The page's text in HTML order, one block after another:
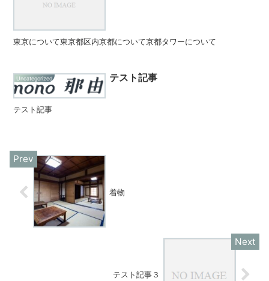
東京について東京都区内京都について京都タワーについて
Uncategorized テスト記事
テスト記事
着物
テスト記事３